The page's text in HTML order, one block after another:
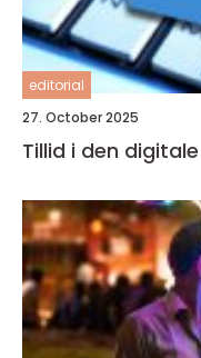
editorial
27. October 2025
Tillid i den